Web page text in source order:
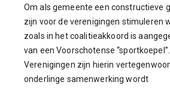
Om als gemeente een constructieve
zijn voor de verenigingen stimuleren
zoals in het coalitieakkoord is
van een Voorschotense “sportkoepel”.
Verenigingen zijn hierin
onderlinge samenwerking wordt